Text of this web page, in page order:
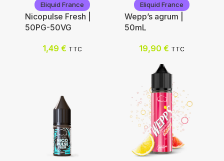
Nicotine (mg/mL) :
Choix des options
Ajouter au panier
Eliquid France
Nicopulse Fresh |
50PG-50VG
1,49 € TTC
Eliquid France
Wepp’s agrum |
50mL
19,90 € TTC